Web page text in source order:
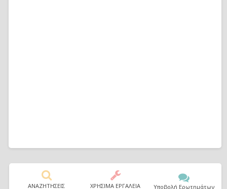
ΑΝΑΖΗΤΗΣΕΙΣ ΧΡΗΣΙΜΑ ΕΡΓΑΛΕΙΑ Υποβολή Ερωτημάτων